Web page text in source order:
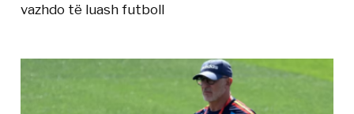
vazhdo të luash futboll